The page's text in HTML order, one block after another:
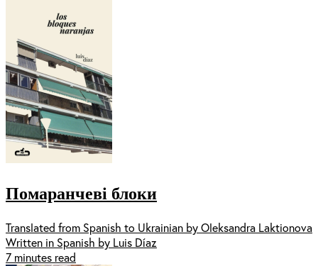
Помаранчеві блоки
Translated from Spanish to Ukrainian by Oleksandra Laktionova
Written in Spanish by Luis Díaz
7 minutes read